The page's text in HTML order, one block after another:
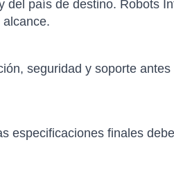
del país de destino. Robots
seguridad y soporte
especificaciones finales